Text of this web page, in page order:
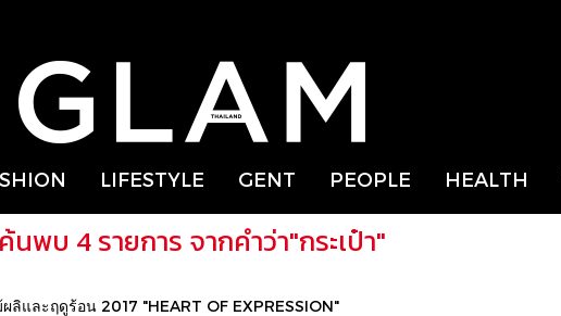
LIFESTYLE GENT PEOPLE HEALTH
ค้นพบ 4 รายการ จากคำว่า"กระเป๋า"
และฤดูร้อน 2017 "HEART OF EXPRESSION"